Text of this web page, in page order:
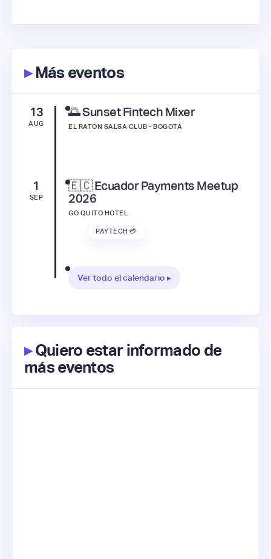
▸Más eventos
13
AUG
🌅 Sunset Fintech Mixer
EL RATÓN SALSA CLUB - BOGOTÁ
1
SEP
🇪🇨 Ecuador Payments Meetup
2026
GO QUITO HOTEL
PAYTECH 💳
Ver todo el calendario ▸
▸Quiero estar informado de
más eventos